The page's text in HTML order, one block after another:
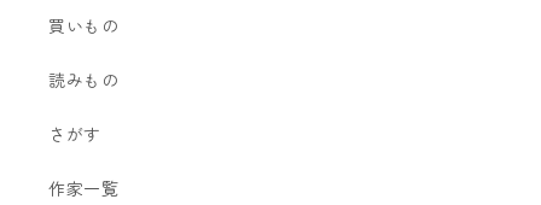
買いもの
読みもの
さがす
作家一覧